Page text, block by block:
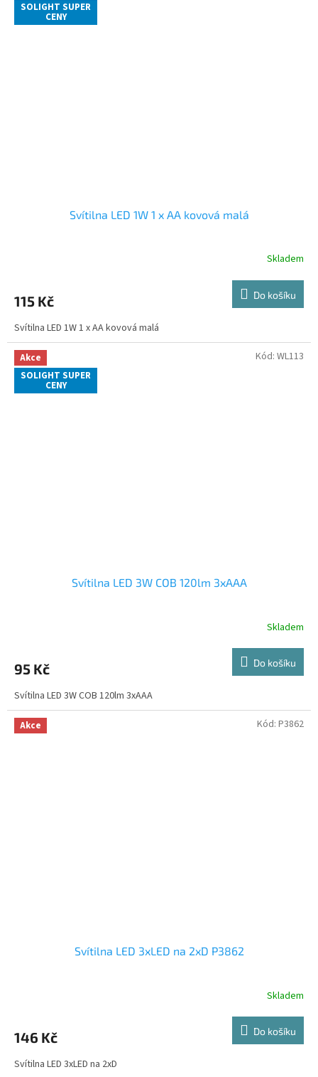
SOLIGHT SUPER
CENY
Svítilna LED 1W 1 x AA kovová malá
Skladem
115 Kč Do košíku
Svítilna LED 1W 1 x AA kovová malá
Akce
SOLIGHT SUPER
CENY
Svítilna LED 3W COB 120lm 3xAAA
Skladem
95 Kč Do košíku
Svítilna LED 3W COB 120lm 3xAAA
Kód: WL113
Akce
Svítilna LED 3xLED na 2xD P3862
Skladem
146 Kč Do košíku
Svítilna LED 3xLED na 2xD
Kód: P3862